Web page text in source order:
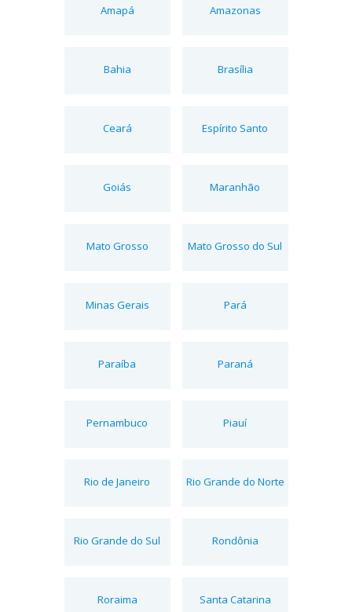
Amapá Amazonas
Bahia Brasília
Ceará Espírito Santo
Goiás Maranhão
Mato Grosso Mato Grosso do Sul
Minas Gerais Pará
Paraíba Paraná
Pernambuco Piauí
Rio de Janeiro Rio Grande do Norte
Rio Grande do Sul Rondônia
Roraima Santa Catarina